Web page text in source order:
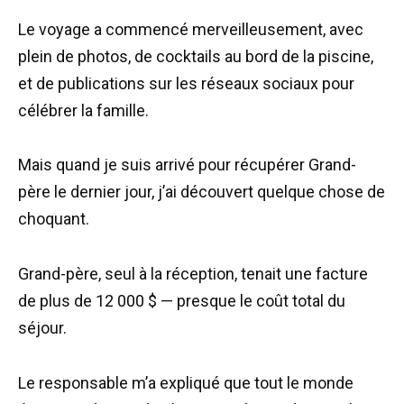
Le voyage a commencé merveilleusement, avec
plein de photos, de cocktails au bord de la piscine,
et de publications sur les réseaux sociaux pour
célébrer la famille.
Mais quand je suis arrivé pour récupérer Grand-
père le dernier jour, j’ai découvert quelque chose de
choquant.
Grand-père, seul à la réception, tenait une facture
de plus de 12 000 $ — presque le coût total du
séjour.
Le responsable m’a expliqué que tout le monde